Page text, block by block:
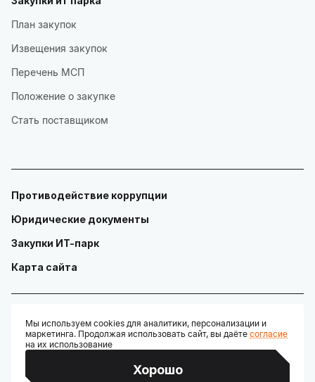
План закупок
Извещения закупок
Перечень МСП
Положение о закупке
Стать поставщиком
Противодействие коррупции
Юридические документы
Закупки ИТ-парк
Карта сайта
© ГАУ "Технопарк в сфере высоких технологий «ИТ-парк»"
Разработано:
Мы используем cookies для аналитики, персонализации и
маркетинга. Продолжая использовать сайт, вы даёте согласие
на их использование
Хорошо